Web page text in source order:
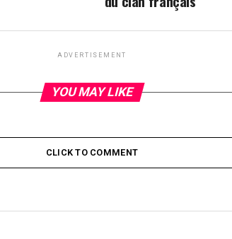
ADVERTISEMENT
YOU MAY LIKE
CLICK TO COMMENT